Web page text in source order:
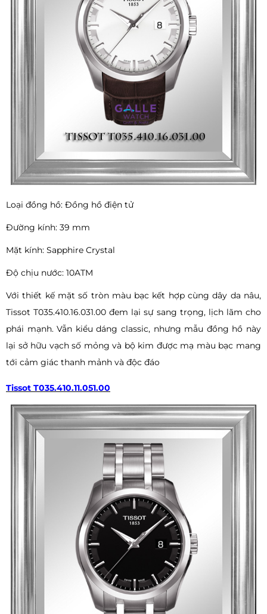
Loại đồng hồ: Đồng hồ điện tử
Đường kính: 39 mm
Mặt kính: Sapphire Crystal
Độ chịu nước: 10ATM
Với thiết kế mặt số tròn màu bạc kết hợp cùng dây da nâu,
Tissot T035.410.16.031.00 đem lại sự sang trọng, lịch lãm cho
phái mạnh. Vẫn kiểu dáng classic, nhưng mẫu đồng hồ này
lại sở hữu vạch số mỏng và bộ kim được mạ màu bạc mang
tới cảm giác thanh mảnh và độc đáo
Tissot T035.410.11.051.00